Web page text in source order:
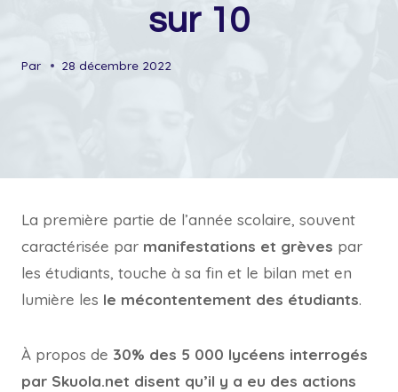
sur 10
Par 28 décembre 2022
La première partie de l’année scolaire, souvent
caractérisée par manifestations et grèves par
les étudiants, touche à sa fin et le bilan met en
lumière les le mécontentement des étudiants.
À propos de 30% des 5 000 lycéens interrogés
par Skuola.net disent qu’il y a eu des actions